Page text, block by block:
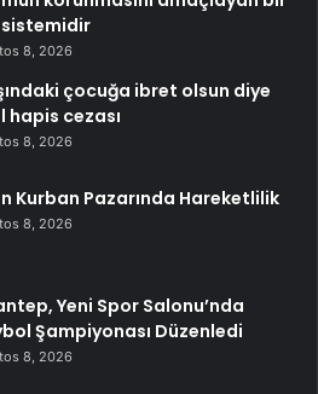
8, 2026
çocuğa ibret olsun diye
hapis cezası
8, 2026
Kurban Pazarında Hareketlilik
8, 2026
Yeni Spor Salonu’nda
Şampiyonası Düzenledi
8, 2026